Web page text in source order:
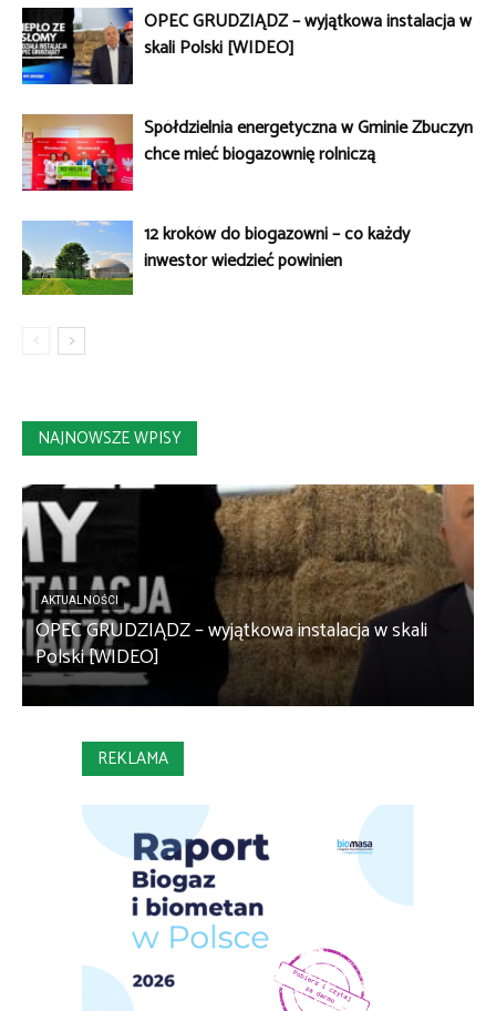
OPEC GRUDZIĄDZ – wyjątkowa instalacja w
skali Polski [WIDEO]
Spółdzielnia energetyczna w Gminie Zbuczyn
chce mieć biogazownię rolniczą
12 kroków do biogazowni – co każdy
inwestor wiedzieć powinien
NAJNOWSZE WPISY
AKTUALNOŚCI
OPEC GRUDZIĄDZ – wyjątkowa instalacja w skali
Polski [WIDEO]
REKLAMA